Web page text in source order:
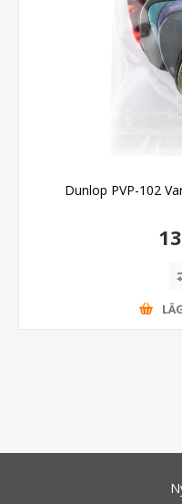
Dunlop PVP-102